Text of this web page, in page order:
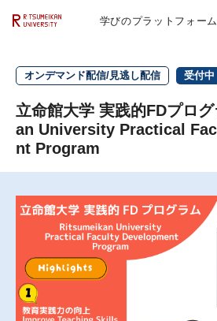
学びのプラットフォー
オンデマンド配信/見逃し配信 受付中
立命館大学 実践的FDプロ
an University Practical
nt Program